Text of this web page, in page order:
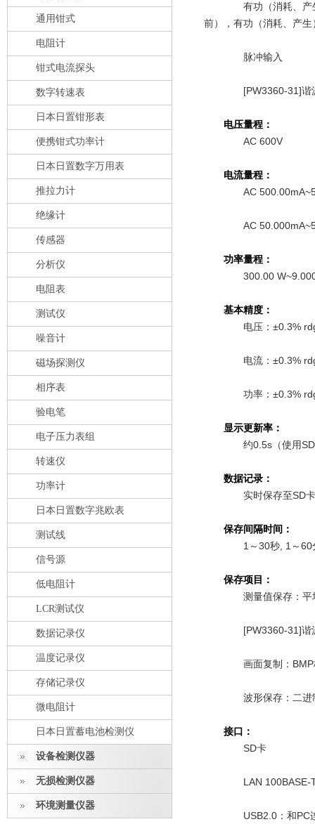
通用钳式
电阻计
钳式电流探头
数字转速表
日本日置钳形表
便携钳式功率计
日本日置数字万用表
推拉力计
绝缘计
传感器
分析仪
电阻表
测试仪
噪音计
磁场探测仪
相序表
验电笔
电子压力表组
转速仪
功率计
日本日置数字兆欧表
测试线
信号源
低电阻计
LCR测试仪
数据记录仪
温度记录仪
存储记录仪
微电阻计
日本日置蓄电池检测仪
设备检测仪器
无损检测仪器
环境测量仪器
有功（消耗、
前），有功（消耗、产
脉冲输入
[PW3360-31]谐
电压量程：
AC 600V
电流量程：
AC
AC
功率量程：
300.00
基本精度：
电压：±0.3%
电流：±0.3%
功率：±0.3%
显示更新率：
约0.5s（使用
数据记录：
实时保存至SD
保存间隔时间：
1～30秒, 1～
保存项目：
测量值保存：平
[PW3360-31]谐
画面复制：
波形保存：二
接口：
SD卡
LAN 100BASE-
USB2.0：和PC